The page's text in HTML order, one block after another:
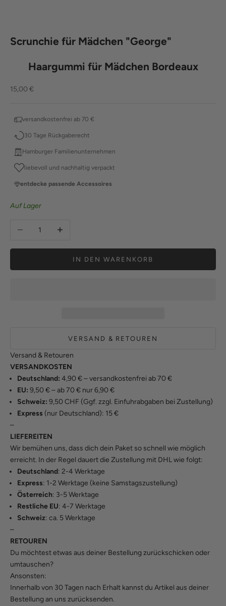
Scrunchie für Mädchen "George"
Haargummi für Mädchen Bordeaux
Angebot
15,00 €
versandkostenfrei ab 70 €
30 Tage Rückgaberecht
Hamburger Familienunternehmen
liebevoll und nachhaltig verpackt
entdecke passende Accessoires
Auf Lager
Anzahl verringernAnzahl erhöhen
IN DEN WARENKORB
VERSAND & RETOUREN
Versand & Retouren
VERSANDKOSTEN
Deutschland: 4,90 € – versandkostenfrei ab 70 €
EU: 9,50 € – ab 70 € nur 6,90 €
Schweiz: 9,50 CHF (Ggf. zzgl. Einfuhrabgaben bei Zustellung)
Express (nur Deutschland): 15 €
–
LIEFEREITEN
Wir bemühen uns, dass dich dein Paket so schnell wie möglich
erreicht. In der Regel dauert die Zustellung mit DHL wie folgt:
Deutschland: 2-4 Werktage
Express: 1-2 Werktage (keine Samstagszustellung)
Österreich: 3-5 Werktage
Restliche EU: 4-7 Werktage
Schweiz: ca. 5 Werktage
–
RETOUREN
Du möchtest etwas aus deiner Bestellung zurückschicken oder
umtauschen?
Ansonsten:
Innerhalb von 30 Tagen nach Erhalt kannst du Artikel aus deiner
Bestellung an uns zurücksenden.